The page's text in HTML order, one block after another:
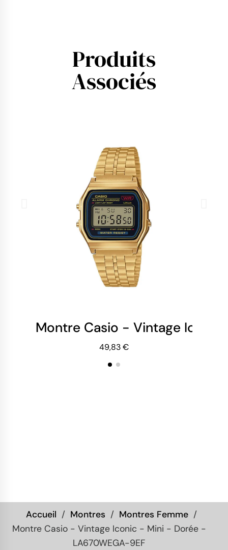
Produits
Associés
Montre Casio - Vintage Iconic
49,83 €
Accueil Montres
Montres Femme
Montre Casio - Vintage Iconic - Mini - Dorée -
LA670WEGA-9EF